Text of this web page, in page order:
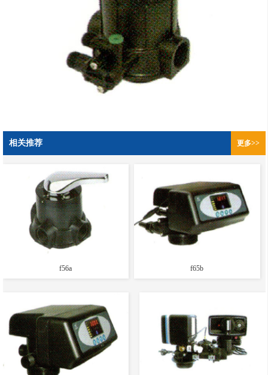
相关推荐 更多>>
f56a f65b